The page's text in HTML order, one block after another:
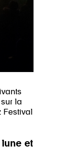
la
Festival
lune et